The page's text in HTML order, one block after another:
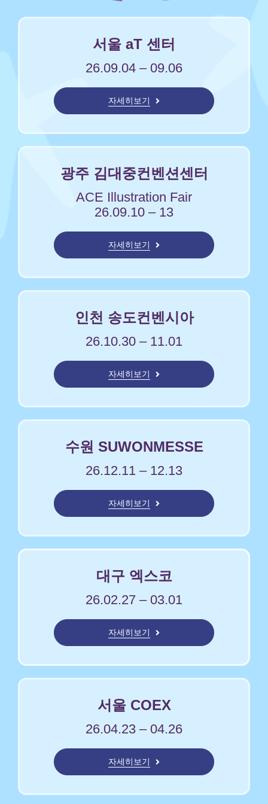
서울 aT 센터
26.09.04 – 09.06
자세히보기
광주 김대중컨벤션센터
ACE Illustration Fair
26.09.10 – 13
자세히보기
인천 송도컨벤시아
26.10.30 – 11.01
자세히보기
수원 SUWONMESSE
26.12.11 – 12.13
자세히보기
대구 엑스코
26.02.27 – 03.01
자세히보기
서울 COEX
26.04.23 – 04.26
자세히보기